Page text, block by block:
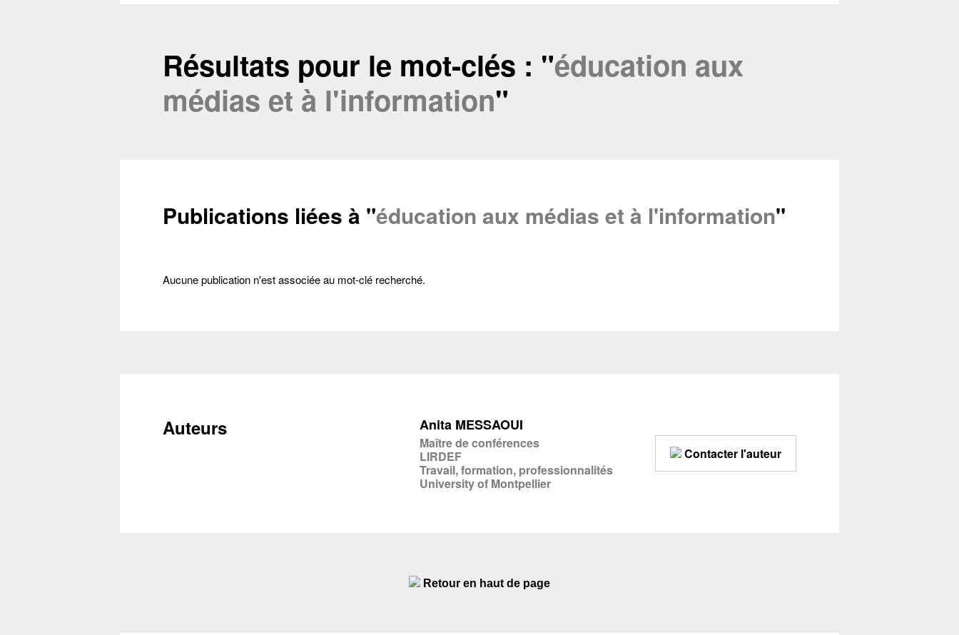
Résultats pour le mot-clés : "éducation aux
médias et à l'information"
Publications liées à "éducation aux médias et à l'information"
Aucune publication n'est associée au mot-clé recherché.
Auteurs Anita MESSAOUI
Maître de conférences
LIRDEF
Travail, formation, professionnalités
University of Montpellier
Contacter l'auteur
Récupération de l'adresse e-mail
Retour en haut de page